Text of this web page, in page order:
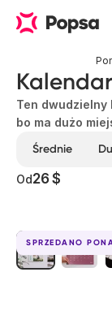
Ten
bo ma dużo
Średnie
Od26 $
SPRZEDANO